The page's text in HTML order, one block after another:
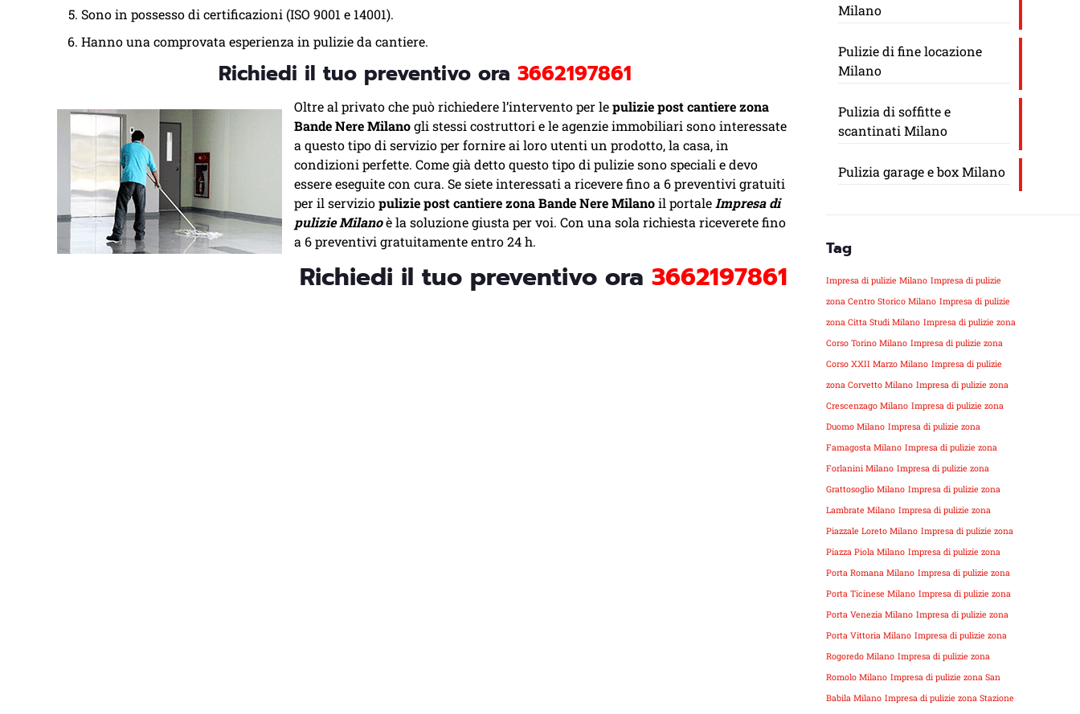
Sono in possesso di certificazioni (ISO 9001 e 14001).
Hanno una comprovata esperienza in pulizie da cantiere.
Richiedi il tuo preventivo ora3662197861
Oltre al privato che può richiedere l’intervento per lepulizie post cantiere zona
Bande Nere Milanogli stessi costruttori e le agenzie immobiliari sono interessate
a questo tipo di servizio per fornire ai loro utenti un prodotto, la casa, in
condizioni perfette. Come già detto questo tipo di pulizie sono speciali e devo
essere eseguite con cura. Se siete interessati a ricevere fino a 6 preventivi gratuiti
per il serviziopulizie post cantiere zona Bande Nere Milanoil portaleImpresa di
pulizie Milanoè la soluzione giusta per voi. Con una sola richiesta riceverete fino
a 6 preventivi gratuitamente entro 24 h.
Richiedi il tuo preventivo ora3662197861
Milano
Pulizie di fine locazione
Milano
Pulizia di soffitte e
scantinati Milano
Pulizia garage e box Milano
Tag
Impresa di pulizie Milano Impresa di pulizie
zona Centro Storico Milano Impresa di pulizie
zona Citta Studi Milano Impresa di pulizie zona
Corso Torino Milano Impresa di pulizie zona
Corso XXII Marzo Milano Impresa di pulizie
zona Corvetto Milano Impresa di pulizie zona
Crescenzago Milano Impresa di pulizie zona
Duomo Milano Impresa di pulizie zona
Famagosta Milano Impresa di pulizie zona
Forlanini Milano Impresa di pulizie zona
Grattosoglio Milano Impresa di pulizie zona
Lambrate Milano Impresa di pulizie zona
Piazzale Loreto Milano Impresa di pulizie zona
Piazza Piola Milano Impresa di pulizie zona
Porta Romana Milano Impresa di pulizie zona
Porta Ticinese Milano Impresa di pulizie zona
Porta Venezia Milano Impresa di pulizie zona
Porta Vittoria Milano Impresa di pulizie zona
Rogoredo Milano Impresa di pulizie zona
Romolo Milano Impresa di pulizie zona San
Babila Milano Impresa di pulizie zona Stazione